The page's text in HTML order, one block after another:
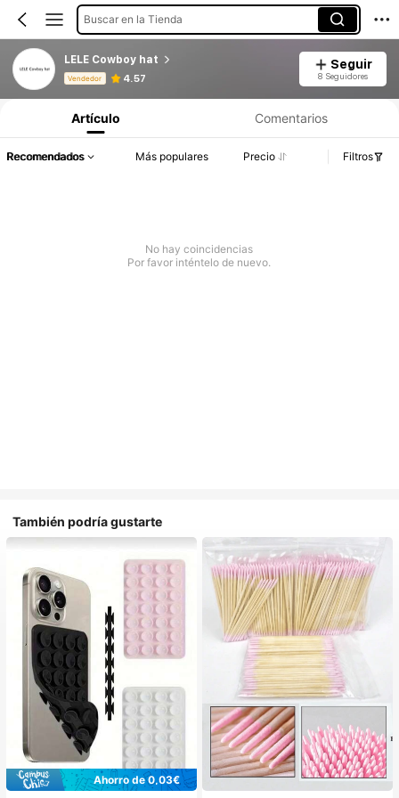
Buscar en la Tienda
LELE Cowboy hat
Vendedor 4.57
Seguir
8 Seguidores
Artículo Comentarios
Recomendados Más populares Precio Filtros
No hay coincidencias
Por favor inténtelo de nuevo.
También podría gustarte
Ahorro de 0,03€